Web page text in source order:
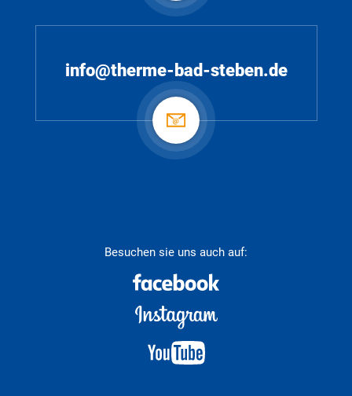
info@therme-bad-steben.de
Besuchen sie uns auch auf: